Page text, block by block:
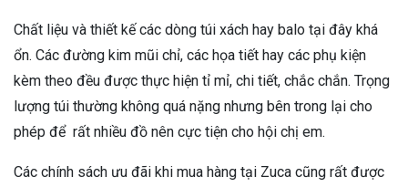
Chất liệu và thiết kế các dòng túi xách hay balo tại đây khá
ổn. Các đường kim mũi chỉ, các họa tiết hay các phụ kiện
kèm theo đều được thực hiện tỉ mỉ, chi tiết, chắc chắn. Trọng
lượng túi thường không quá nặng nhưng bên trong lại cho
phép để rất nhiều đồ nên cực tiện cho hội chị em.
Các chính sách ưu đãi khi mua hàng tại Zuca cũng rất được